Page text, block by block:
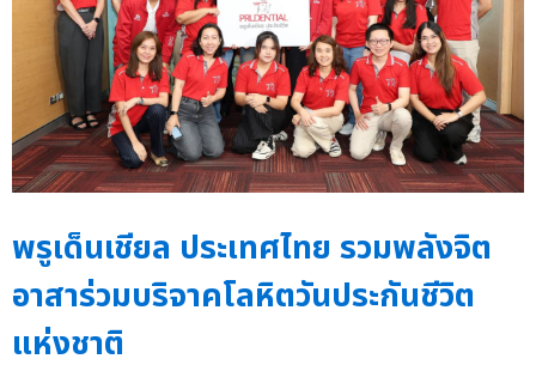
พรูเด็นเชียล ประเทศไทย รวมพลังจิต
อาสาร่วมบริจาคโลหิตวันประกันชีวิต
แห่งชาติ